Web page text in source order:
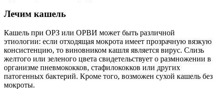
Лечим кашель
Кашель при ОРЗ или ОРВИ может быть различной
этиологии: если отходящая мокрота имеет прозрачную вязкую
консистенцию, то виновником кашля является вирус. Слизь
желтого или зеленого цвета свидетельствует о размножении в
организме пневмококков, стафилококков или других
патогенных бактерий. Кроме того, возможен сухой кашель без
мокроты.